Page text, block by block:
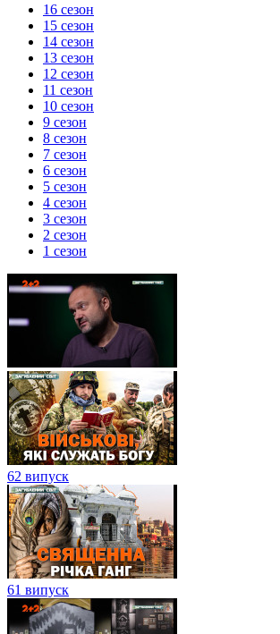
16 сезон
15 сезон
14 сезон
13 сезон
12 сезон
11 сезон
10 сезон
9 сезон
8 сезон
7 сезон
6 сезон
5 сезон
4 сезон
3 сезон
2 сезон
1 сезон
62 випуск
61 випуск